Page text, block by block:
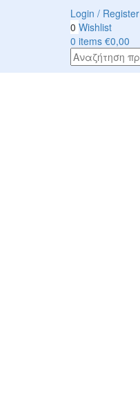
Login / Register
0 Wishlist
0 items €0,00